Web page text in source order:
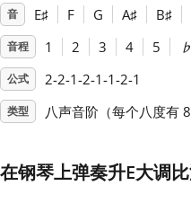
Deutsch
Español
Français
音 E♯ F G A♯ B♯
音程 1 2 3 4 5 ♭
公式 2-2-1-2-1-1-2-1
类型 八声音阶（每个八度有 8
在钢琴上弹奏升E大调